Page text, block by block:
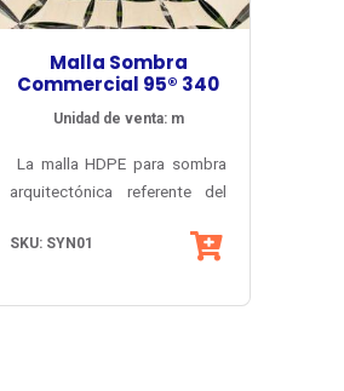
Malla Sombra
Commercial 95® 340
Unidad de venta: m
La malla HDPE para sombra
arquitectónica referente del
vendida, con la carta de
garantía y el más largo
SKU: SYN01